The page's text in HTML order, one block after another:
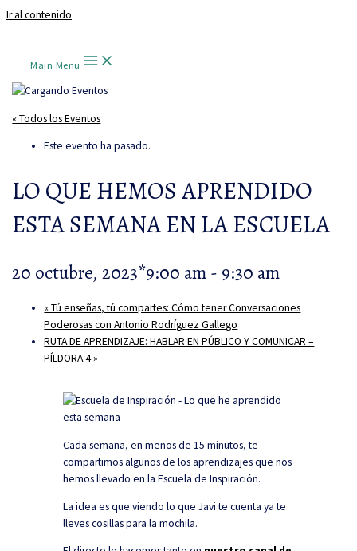
Ir al contenido
Main Menu
« Todos los Eventos
Este evento ha pasado.
LO QUE HEMOS APRENDIDO
ESTA SEMANA EN LA ESCUELA
20 octubre, 2023*9:00 am- 9:30 am
«Tú enseñas, tú compartes: Cómo tener Conversaciones
Poderosas con Antonio Rodríguez Gallego
RUTA DE APRENDIZAJE: HABLAR EN PÚBLICO Y COMUNICAR –
PÍLDORA 4»
Cada semana, en menos de 15 minutos, te
compartimos algunos de los aprendizajes que nos
hemos llevado en la Escuela de Inspiración.
La idea es que viendo lo que Javi te cuenta ya te
lleves cosillas para la mochila.